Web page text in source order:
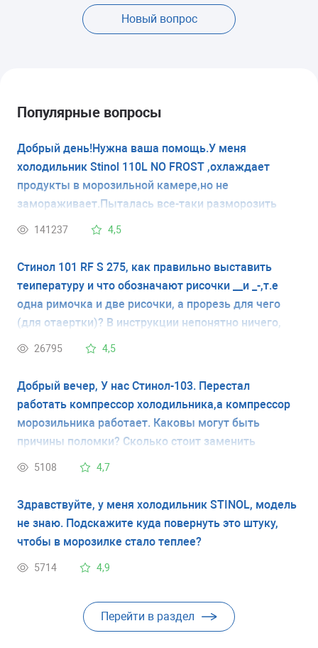
Новый вопрос
Популярные вопросы
Добрый день!Нужна ваша помощь.У меня
холодильник Stinol 110L NO FROST ,охлаждает
продукты в морозильной камере,но не
замораживает.Пыталась все-таки разморозить
камеру ,но это не помогло.На дверце холодильника
выставила температуру .Подскажите
пожалуйста,как должна быть выставлена
температура,на фото так как сейчас стоит.
141237 4,5
Стинол 101 RF S 275, как правильно выставить
теипературу и что обозначают рисочки __и _-,т.е
одна римочка и две рисочки, а прорезь для чего
(для отаертки)? В инструкции непонятно ничего,
запуталась. пасибоо. Единичная рисочки- это
26795 4,5
Добрый вечер, У нас Стинол-103. Перестал
работать компрессор холодильника,а компрессор
морозильника работает. Каковы могут быть
причины поломки? Сколько стоит заменить
компрессор, закачать фреон?
5108 4,7
Здравствуйте, у меня холодильник STINOL, модель
не знаю. Подскажите куда повернуть это штуку,
чтобы в морозилке стало теплее?
5714 4,9
Перейти в раздел